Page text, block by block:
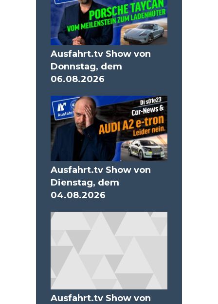
Ausfahrt.tv Show von
Donnstag, dem
06.08.2026
Ausfahrt.tv Show von
Dienstag, dem
04.08.2026
Ausfahrt.tv Show von